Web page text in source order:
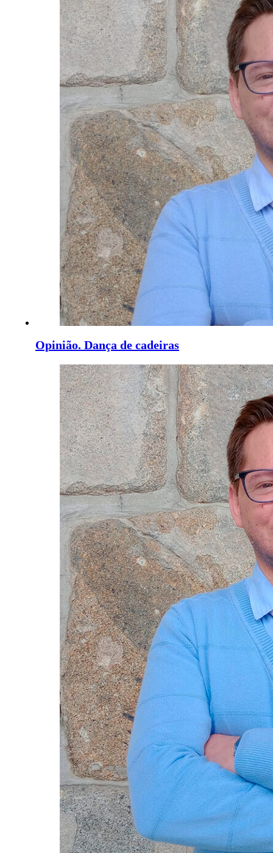
Opinião. Dança de cadeiras